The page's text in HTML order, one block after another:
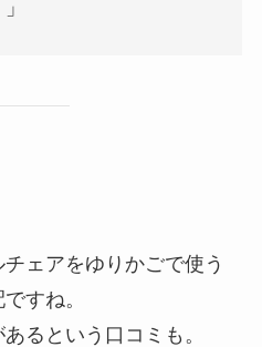
ェアをゆりかごで使う
すね。
るという口コミも。